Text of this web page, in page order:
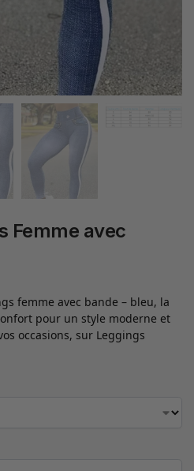
Femme avec
femme avec bande – bleu, la
pour un style moderne et
occasions, sur Leggings